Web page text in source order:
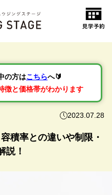
の方はこちらへ🔰
徴と価格帯がわかります
2023.07.28
積率との違いや制限・
説！